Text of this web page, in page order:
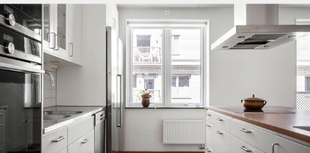
Sök bostad
Hitta mäklare
Sälja
Köpa
Guider